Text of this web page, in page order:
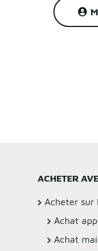
ACHETER
Acheter sur
Achat
Achat